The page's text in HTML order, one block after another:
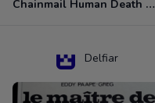
Chainmail Human Death Cleric
Delfiar